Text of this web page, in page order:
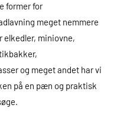
former for
meget nemmere
elkedler, miniovne,
og meget andet har vi
på en pæn og praktisk